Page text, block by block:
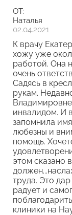
ОТ:
Наталья
02.04.2021
К врачу
хожу уже
работой. Она
очень
Садясь в
рукам.
инвалидом. И
запомнила
любезны и
помощь.
этом сказано
труда. Это
радует и
клиники на